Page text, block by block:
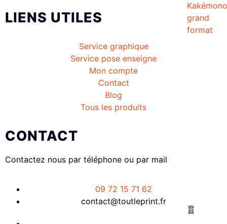
Kakémono
grand
format
LIENS UTILES
Service graphique
Service pose enseigne
Mon compte
Contact
Blog
Tous les produits
CONTACT
Contactez nous par téléphone ou par mail
09 72 15 71 62
contact@toutleprint.fr